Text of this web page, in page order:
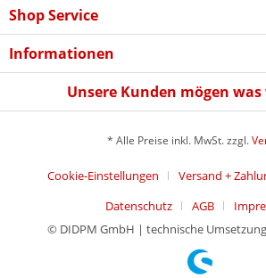
Shop Service
Informationen
Unsere Kunden mögen
* Alle Preise inkl. MwSt. zzgl.
Cookie-Einstellungen Versand +
Datenschutz
AGB
© DIDPM GmbH | technische